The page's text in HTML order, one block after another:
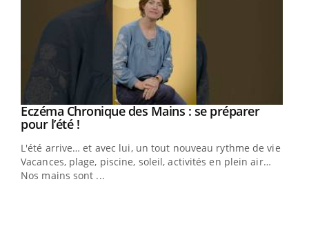
Youtube
Eczéma Chronique des Mains : se préparer
pour l’été !Youtube
L'été arrive… et avec lui, un tout nouveau rythme de vie !
Vacances, plage, piscine, soleil, activités en plein air…
Nos mains sont ...